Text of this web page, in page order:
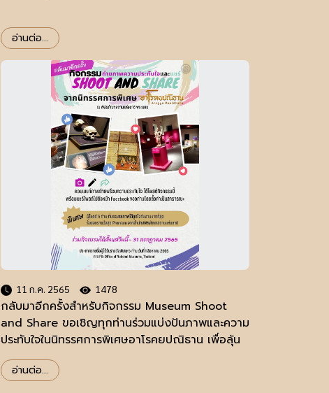
อ่านต่อ...
11 ก.ค. 2565 1478
กลับมาอีกครั้งสำหรับกิจกรรม Museum Shoot
and Share ขอเชิญทุกท่านร่วมแบ่งปันภาพและความ
ประทับใจในนิทรรศการพิเศษอาโรคยปณิธาน เพื่อลุ้น
รับของที่ระลึกสุดพิเศษจากสำนักพิพิธภัณฑสถาน
แห่งชาติ จำนวน 5 รางวัล
อ่านต่อ...